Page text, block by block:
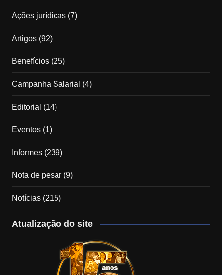
Ações jurídicas(7)
Artigos(92)
Benefícios(25)
Campanha Salarial (4)
Editorial (14)
Eventos(1)
Informes(239)
Nota de pesar(9)
Notícias(215)
Atualização do site